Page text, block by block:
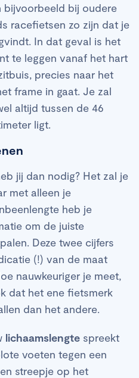
bijvoorbeeld bij oudere
racefietsen zo zijn dat je
In dat geval is het
te leggen vanaf het hart
precies naar het
frame in gaat. Je zal
altijd tussen de 46
ligt.
jij dan nodig? Het zal je
met alleen je
heb je
om de juiste
Deze twee cijfers
(!) van de maat
nauwkeuriger je meet,
dat het ene fietsmerk
dan het andere.
lichaamslengte spreekt
voeten tegen een
streepje op het